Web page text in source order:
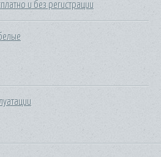
и без регистрации